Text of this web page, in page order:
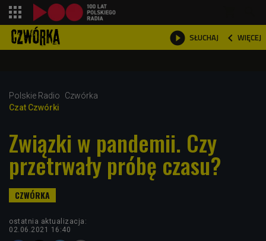
 SŁUCHAJ  WIĘCEJ

Polskie Radio
Czwórka
Czat Czwórki
Związki w pandemii. Czy
przetrwały próbę czasu?
ostatnia aktualizacja:
02.06.2021 16:40